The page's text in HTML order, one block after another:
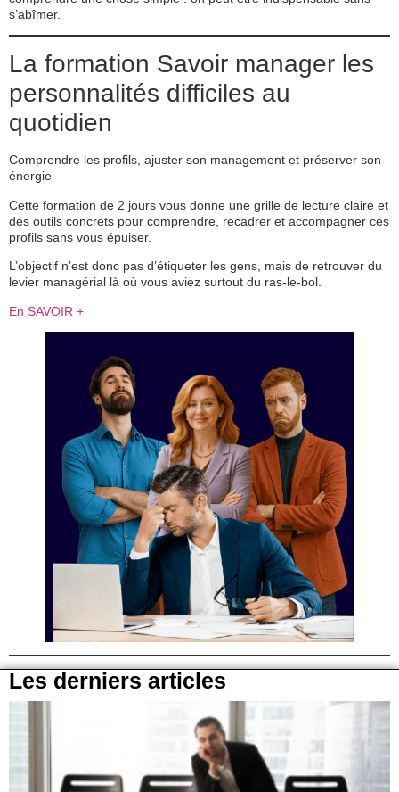
s’abîmer.
La formation Savoir manager les
personnalités difficiles au
quotidien
Comprendre les profils, ajuster son management et préserver son
énergie
Cette formation de 2 jours vous donne une grille de lecture claire et
des outils concrets pour comprendre, recadrer et accompagner ces
profils sans vous épuiser.
L’objectif n’est donc pas d’étiqueter les gens, mais de retrouver du
levier managérial là où vous aviez surtout du ras-le-bol.
En SAVOIR +
Les derniers articles